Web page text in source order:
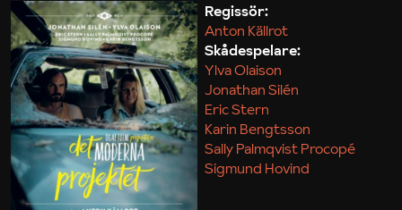
Maja Kekonius
Regissör:
Anton Källrot
Skådespelare:
Ylva Olaison
Jonathan Silén
Eric Stern
Karin Bengtsson
Sally Palmqvist Procopé
Sigmund Hovind